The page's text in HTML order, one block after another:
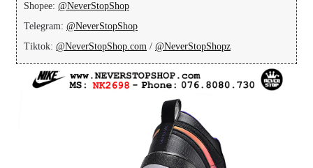
Shopee: @NeverStopShop
Telegram: @NeverStopShop
Tiktok: @NeverStopShop.com / @NeverStopShopz